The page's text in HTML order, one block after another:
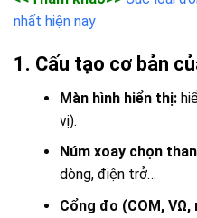
nhất hiện nay
1. Cấu tạo cơ bản
Màn hình hiển thị:
vị).
Núm xoay chọn
dòng, điện trở…
Cổng đo (COM, VΩ,